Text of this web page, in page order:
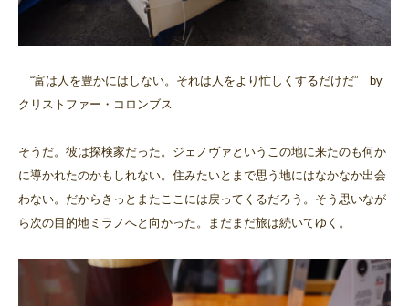
“富は人を豊かにはしない。それは人をより忙しくするだけだ” by
クリストファー・コロンブス
そうだ。彼は探検家だった。ジェノヴァというこの地に来たのも何か
に導かれたのかもしれない。住みたいとまで思う地にはなかなか出会
わない。だからきっとまたここには戻ってくるだろう。そう思いなが
ら次の目的地ミラノへと向かった。まだまだ旅は続いてゆく。